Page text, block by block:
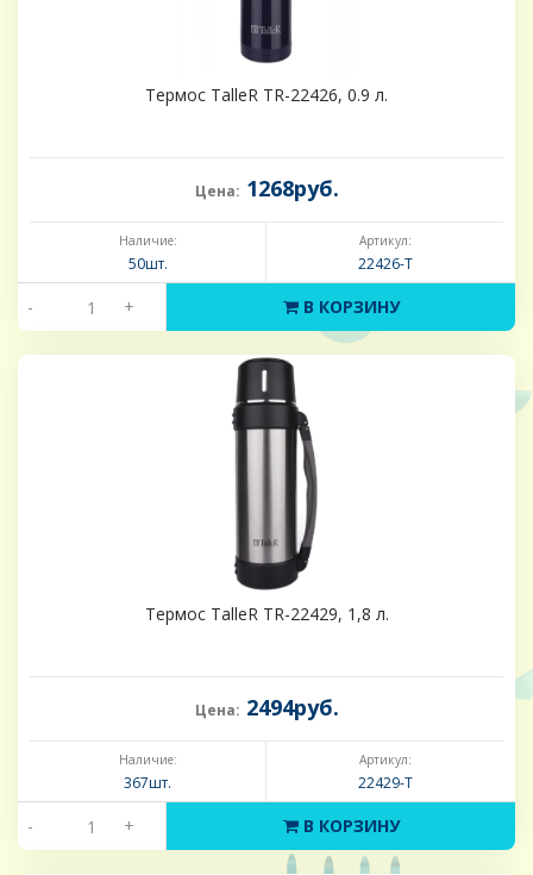
Термос TalleR TR-22426, 0.9 л.
Цена: 1268руб.
Наличие:
50шт.
Артикул:
22426-Т
- + В КОРЗИНУ
Термос TalleR TR-22429, 1,8 л.
Цена: 2494руб.
Наличие:
367шт.
Артикул:
22429-Т
- + В КОРЗИНУ